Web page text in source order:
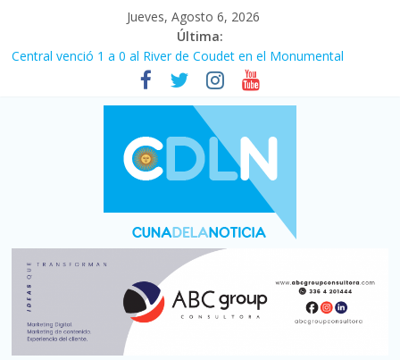
Jueves, Agosto 6, 2026
Última:
Central venció 1 a 0 al River de Coudet en el Monumental
La morosidad alcanzó su nivel más alto en dos décadas y ya
afecta a 400 mil deudores en Santa Fe
Desde que asumió Milei cerraron 41.000 kioscos: el sector
denuncia crisis como en 2001
Vacaciones de invierno con más movimiento y consumo
turístico: 4,6 millones de personas viajaron por el país, un 5,9%
Fuerte caída de la venta de autos usados en julio: bajó un 12,6%